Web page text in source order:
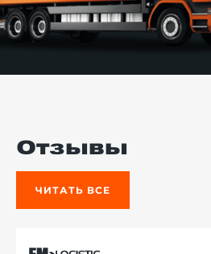
Отзывы
ЧИТАТЬ ВСЕ